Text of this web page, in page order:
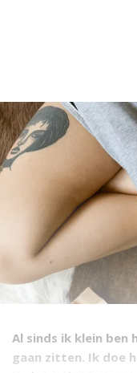
Al sinds ik klein ben
gaan zitten. Ik doe